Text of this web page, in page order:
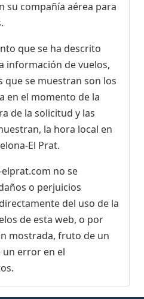
su compañía aérea para
que se ha descrito
información de vuelos,
que se muestran son los
en el momento de la
de la solicitud y las
la hora local en
El Prat.
no se
o perjuicios
del uso de la
de esta web, o por
mostrada, fruto de un
error en el